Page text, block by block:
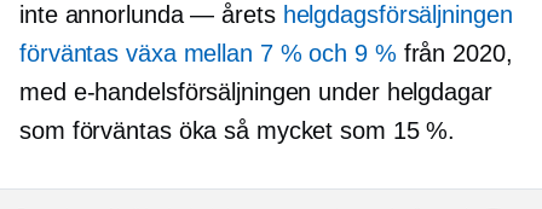
inte annorlunda — årets helgdagsförsäljningen
förväntas växa mellan 7 % och 9 % från 2020,
med e-handelsförsäljningen under helgdagar
som förväntas öka så mycket som 15 %.